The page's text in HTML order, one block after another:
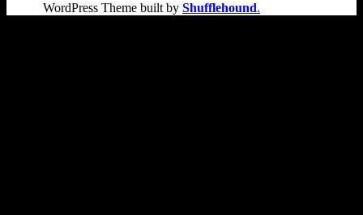
WordPress Theme built by Shufflehound.